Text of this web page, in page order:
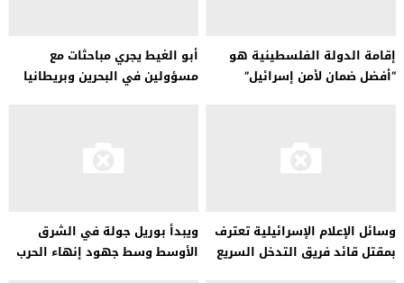
إقامة الدولة الفلسطينية هو
“أفضل ضمان لأمن إسرائيل”
أبو الغيط يجري مباحثات مع
مسؤولين في البحرين وبريطانيا
وسائل الإعلام الإسرائيلية تعترف
بمقتل قائد فريق التدخل السريع
ويبدأ بوريل جولة في الشرق
الأوسط وسط جهود إنهاء الحرب